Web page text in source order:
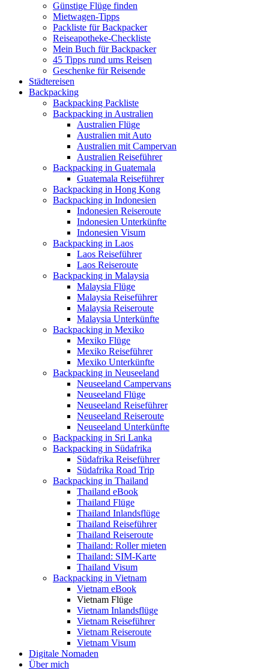
Günstige Flüge finden
Mietwagen-Tipps
Packliste für Backpacker
Reiseapotheke-Checkliste
Mein Buch für Backpacker
45 Tipps rund ums Reisen
Geschenke für Reisende
Städtereisen
Backpacking
Backpacking Packliste
Backpacking in Australien
Australien Flüge
Australien mit Auto
Australien mit Campervan
Australien Reiseführer
Backpacking in Guatemala
Guatemala Reiseführer
Backpacking in Hong Kong
Backpacking in Indonesien
Indonesien Reiseroute
Indonesien Unterkünfte
Indonesien Visum
Backpacking in Laos
Laos Reiseführer
Laos Reiseroute
Backpacking in Malaysia
Malaysia Flüge
Malaysia Reiseführer
Malaysia Reiseroute
Malaysia Unterkünfte
Backpacking in Mexiko
Mexiko Flüge
Mexiko Reiseführer
Mexiko Unterkünfte
Backpacking in Neuseeland
Neuseeland Campervans
Neuseeland Flüge
Neuseeland Reiseführer
Neuseeland Reiseroute
Neuseeland Unterkünfte
Backpacking in Sri Lanka
Backpacking in Südafrika
Südafrika Reiseführer
Südafrika Road Trip
Backpacking in Thailand
Thailand eBook
Thailand Flüge
Thailand Inlandsflüge
Thailand Reiseführer
Thailand Reiseroute
Thailand: Roller mieten
Thailand: SIM-Karte
Thailand Visum
Backpacking in Vietnam
Vietnam eBook
Vietnam Flüge
Vietnam Inlandsflüge
Vietnam Reiseführer
Vietnam Reiseroute
Vietnam Visum
Digitale Nomaden
Über mich